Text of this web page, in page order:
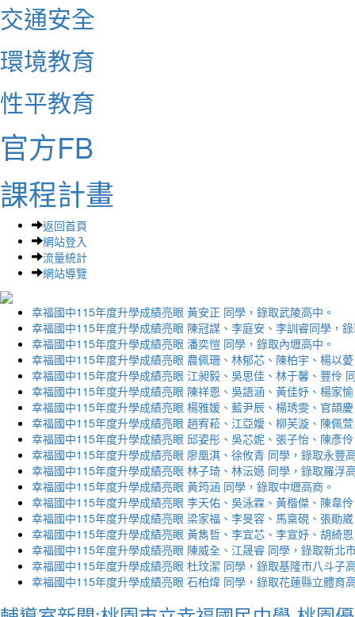
交通安全
環境教育
性平教育
官方FB
課程計畫
返回首頁
網站登入
流量統計
網站導覽
幸福國中115年度升學成績亮眼 黃安正 同學，錄取武陵高中。
幸福國中115年度升學成績亮眼 陳冠謀、李庭安、李訓睿同學，
幸福國中115年度升學成績亮眼 潘奕愷 同學，錄取內壢高中。
幸福國中115年度升學成績亮眼 農佩珊、林郁芯、陳柏宇、楊以
幸福國中115年度升學成績亮眼 江昶毅、吳思佳、林于馨、豐伶
幸福國中115年度升學成績亮眼 陳祥恩、吳語涵、黃佳妤、楊家
幸福國中115年度升學成績亮眼 楊雅媛、藍尹辰、楊琇雯、官頡
幸福國中115年度升學成績亮眼 趙宥菘、江亞嬡、柳芙漩、陳佩
幸福國中115年度升學成績亮眼 邱姿彤、吳芯妮、張子怡、陳彥
幸福國中115年度升學成績亮眼 廖凰淇、徐攸青 同學，錄取永豐
幸福國中115年度升學成績亮眼 林子琦、林沄嬨 同學，錄取羅浮
幸福國中115年度升學成績亮眼 黃筠涵 同學，錄取中壢高商。
幸福國中115年度升學成績亮眼 李天佑、吳泳霖、黃楷傑、陳韋
幸福國中115年度升學成績亮眼 梁家福、李旻容、馬稟硯、張勛
幸福國中115年度升學成績亮眼 黃雋哲、李宜芯、李宣妤、胡綺
幸福國中115年度升學成績亮眼 陳威全、江晟睿 同學，錄取新北
幸福國中115年度升學成績亮眼 杜玟潔 同學，錄取基隆市八斗子
幸福國中115年度升學成績亮眼 石柏煒 同學，錄取花蓮縣立體育